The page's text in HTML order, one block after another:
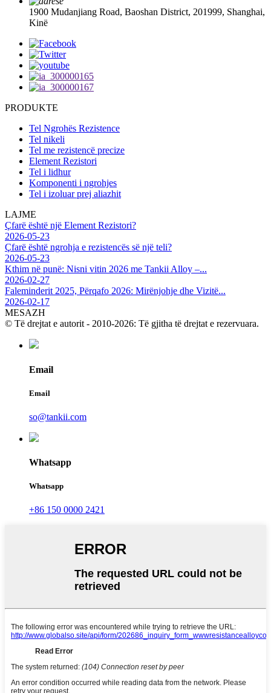
1900 Mudanjiang Road, Baoshan District, 201999, Shanghai,
Kinë
PRODUKTE
Tel Ngrohës Rezistence
Tel nikeli
Tel me rezistencë precize
Element Rezistori
Tel i lidhur
Komponenti i ngrohjes
Tel i izoluar prej aliazhit
LAJME
Çfarë është një Element Rezistori?
2026-05-23
Çfarë është ngrohja e rezistencës së një teli?
2026-05-23
Kthim në punë: Nisni vitin 2026 me Tankii Alloy –...
2026-02-27
Faleminderit 2025, Përqafo 2026: Mirënjohje dhe Vizitë...
2026-02-17
MESAZH
© Të drejtat e autorit - 2010-2026: Të gjitha të drejtat e rezervuara.
Email
Email
so@tankii.com
Whatsapp
Whatsapp
+86 150 0000 2421